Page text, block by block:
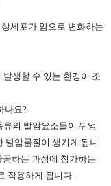
세포가 암으로 변화하는
생할 수 있는 환경이 조
나요?
의 발암요소들이 뒤엉
발암물질이 생기게 됩니
하는 과정에 첨가하는
작용하게 됩니다.